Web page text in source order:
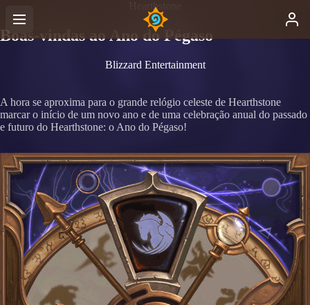
Hearthstone
Boas-vindas ao Ano do Pégaso
Blizzard Entertainment
A hora se aproxima para o grande relógio celeste de Hearthstone
marcar o início de um novo ano e de uma celebração anual do passado
e futuro do Hearthstone: o Ano do Pégaso!